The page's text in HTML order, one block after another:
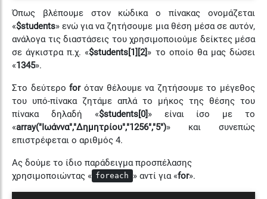
Όπως βλέπουμε στον κώδικα ο πίνακας ονομάζεται
«$students» ενώ για να ζητήσουμε μια θέση μέσα σε αυτόν,
ανάλογα τις διαστάσεις του χρησιμοποιούμε δείκτες μέσα
σε άγκιστρα π.χ. «$students[1][2]» το οποίο θα μας δώσει
«1345».
Στο δεύτεροforόταν θέλουμε να ζητήσουμε το μέγεθος
του υπό-πίνακα ζητάμε απλά το μήκος της θέσης του
πίνακα δηλαδή «$students[0]» είναι ίσο με το
«array("Ιωάννα","Δημητρίου","1256","5")» και συνεπώς
επιστρέφεται ο αριθμός 4.
Ας δούμε το ίδιο παράδειγμα προσπέλασης
χρησιμοποιώντας « foreach » αντί για «for».